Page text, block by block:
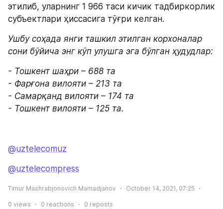
этилиб, уларнинг 1 966 таси кичик тадбиркорлик
субъектлари ҳиссасига тўғри келган.
Ушбу соҳада янги ташкил этилган корхоналар
сони бўйича энг кўп улушга эга бўлган ҳудудлар:
- Тошкент шаҳри – 688 та
- Фарғона вилояти – 213 та
- Самарқанд вилояти – 174 та
- Тошкент вилояти – 125 та.
@uztelecomuz
@uztelecompress
Timur Mashrabjonovich Mamadjanov October 14, 2021, 07:25
0 views 0 reactions 0 reposts